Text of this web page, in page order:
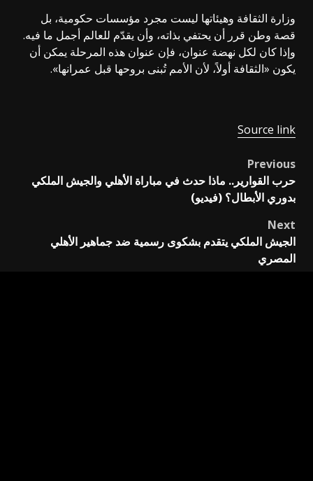
وزارة الثقافة وهيئاتها ليست مجرد مؤسسات حكومية، بل
قصة وطن قرر أن يحتفي بذاته، وأن يقدّم للعالم أجمل ما فيه.
وإذا كان لكل نهضة عنوان، فإن عنوان هذه المرحلة يمكن أن
يكون «الثقافة أولاً، لأن الأمم تُبنى بروحها قبل عمرانها».
Source link
Post
navigation
Previous
حرب القوارير.. ماذا حدث في مباراة الأهلي والجيش الملكي
بدوري الأبطال؟ (فيديو)
Next
الجيش الملكي يتقدم بشكوى رسمية ضد جماهير الأهلي
المصري